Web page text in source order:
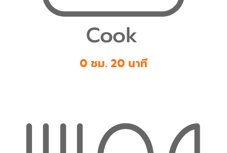
0 ชม. 20 นาที